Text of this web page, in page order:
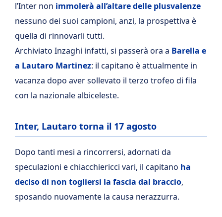
l’Inter non immolerà all’altare delle plusvalenze
nessuno dei suoi campioni, anzi, la prospettiva è
quella di rinnovarli tutti.
Archiviato Inzaghi infatti, si passerà ora a Barella e
a Lautaro Martinez: il capitano è attualmente in
vacanza dopo aver sollevato il terzo trofeo di fila
con la nazionale albiceleste.
Inter, Lautaro torna il 17 agosto
Dopo tanti mesi a rincorrersi, adornati da
speculazioni e chiacchiericci vari, il capitano ha
deciso di non togliersi la fascia dal braccio,
sposando nuovamente la causa nerazzurra.